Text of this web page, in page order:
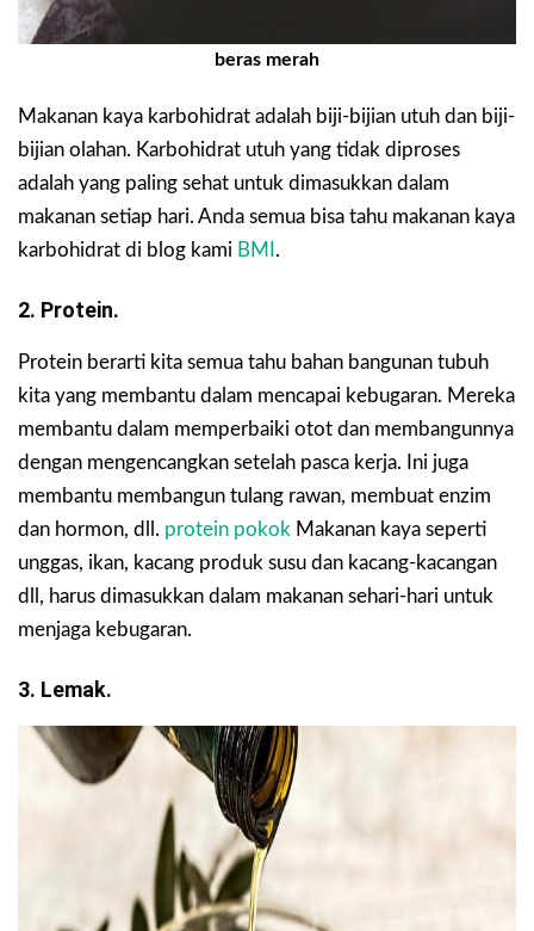
beras merah
Makanan kaya karbohidrat adalah biji-bijian utuh dan biji-
bijian olahan. Karbohidrat utuh yang tidak diproses
adalah yang paling sehat untuk dimasukkan dalam
makanan setiap hari. Anda semua bisa tahu makanan kaya
karbohidrat di blog kami BMI .
2. Protein.
Protein berarti kita semua tahu bahan bangunan tubuh
kita yang membantu dalam mencapai kebugaran. Mereka
membantu dalam memperbaiki otot dan membangunnya
dengan mengencangkan setelah pasca kerja. Ini juga
membantu membangun tulang rawan, membuat enzim
dan hormon, dll. protein pokok Makanan kaya seperti
unggas, ikan, kacang produk susu dan kacang-kacangan
dll, harus dimasukkan dalam makanan sehari-hari untuk
menjaga kebugaran.
3. Lemak.